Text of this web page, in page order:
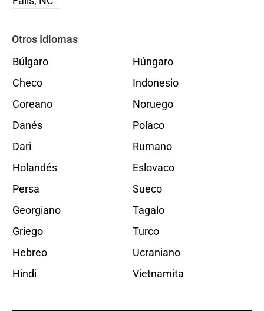
Otros Idiomas
Búlgaro
Checo
Coreano
Danés
Dari
Holandés
Persa
Georgiano
Griego
Hebreo
Hindi
Húngaro
Indonesio
Noruego
Polaco
Rumano
Eslovaco
Sueco
Tagalo
Turco
Ucraniano
Vietnamita